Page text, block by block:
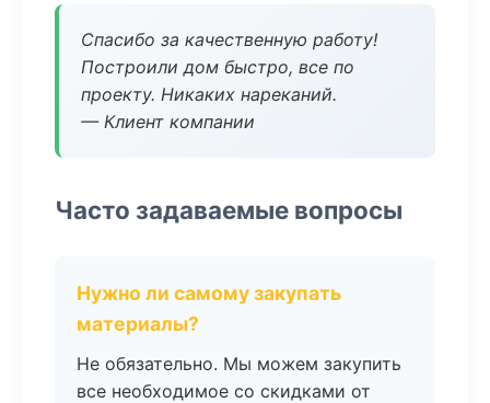
Спасибо за качественную работу!
Построили дом быстро, все по
проекту. Никаких нареканий.
— Клиент компании
Часто задаваемые вопросы
Нужно ли самому закупать
материалы?
Не обязательно. Мы можем закупить
все необходимое со скидками от